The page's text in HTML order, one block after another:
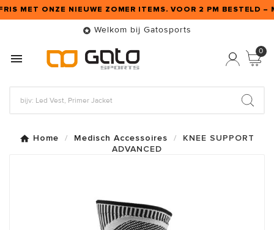
MET ONZE NIEUWE ZOMER ITEMS. VOOR 2 PM BESTELD –
 Welkom bij Gatosports

0
Home Medisch Accessoires
KNEE SUPPORT
ADVANCED